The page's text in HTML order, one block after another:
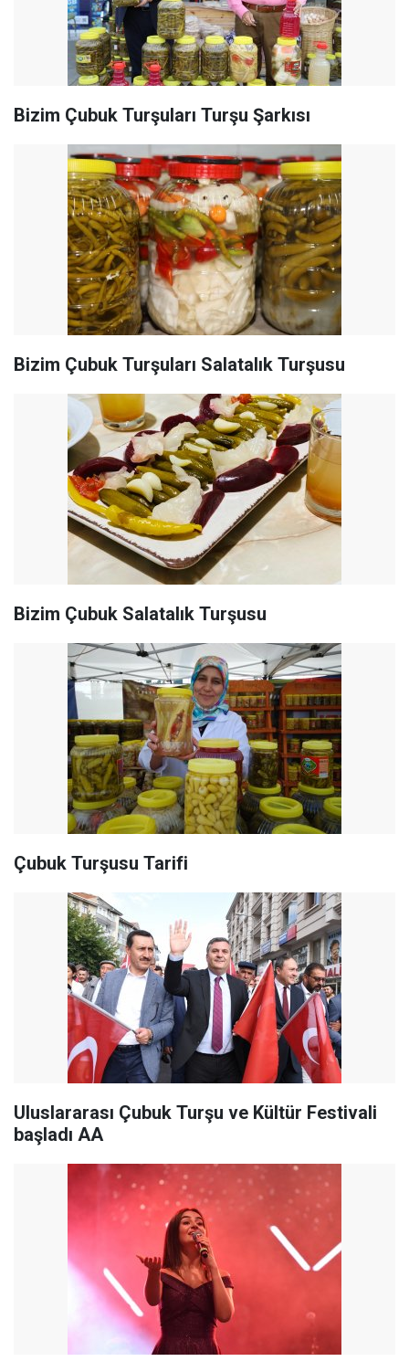
Bizim Çubuk Turşuları Turşu Şarkısı
Bizim Çubuk Turşuları Salatalık Turşusu
Bizim Çubuk Salatalık Turşusu
Çubuk Turşusu Tarifi
Uluslararası Çubuk Turşu ve Kültür Festivali
başladı AA